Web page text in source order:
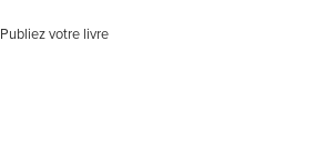
Publiez votre livre